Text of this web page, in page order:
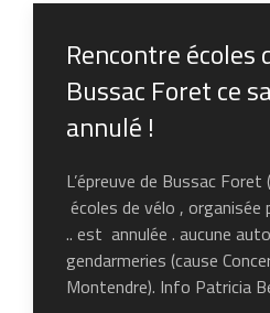
Rencontre écoles
Bussac Foret ce
annulé !
L’épreuve de Bussac
écoles de vélo , organisée
.. est annulée . aucune
gendarmeries (cause
Montendre). Info Patricia